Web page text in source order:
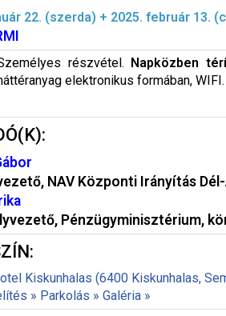
22. (szerda) + 2025. február 13.
részvétel. Napközben
elektronikus formában,
NAV Központi Irányítás
Pénzügyminisztérium,
Kiskunhalas (6400 Kiskunhalas,
» Parkolás » Galéria »